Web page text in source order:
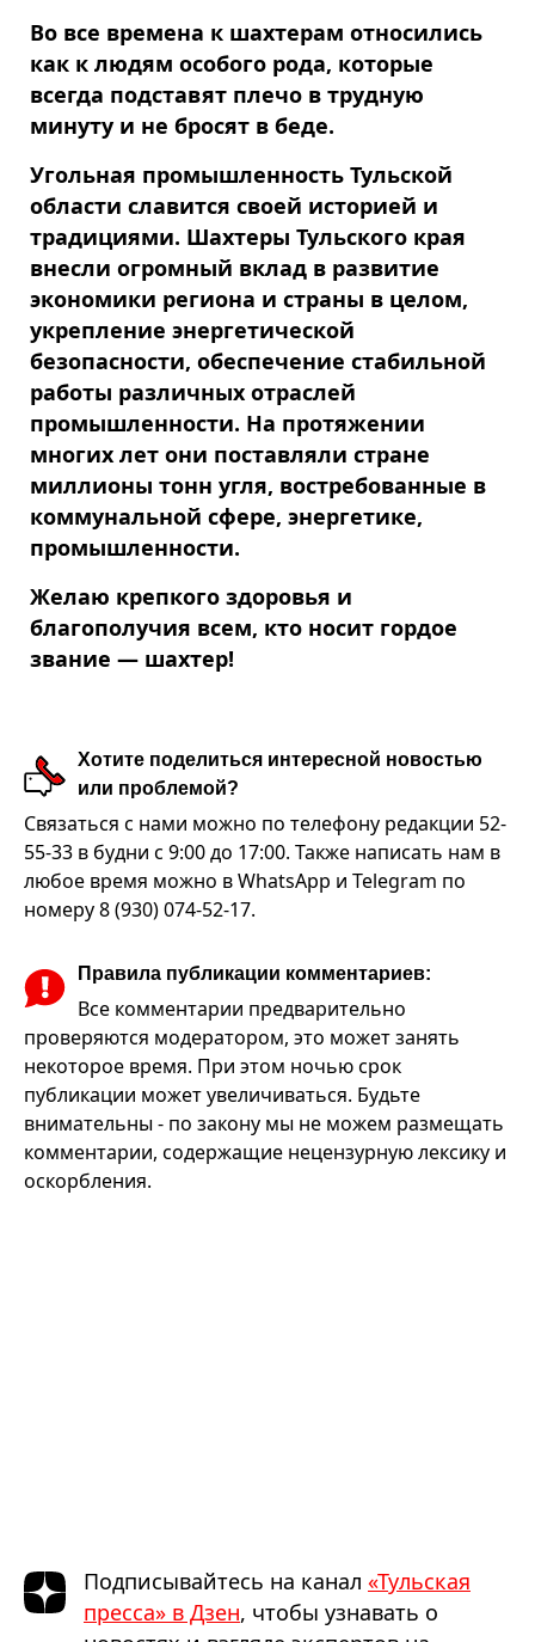
Во все времена к шахтерам относились
как к людям особого рода, которые
всегда подставят плечо в трудную
минуту и не бросят в беде.
Угольная промышленность Тульской
области славится своей историей и
традициями. Шахтеры Тульского края
внесли огромный вклад в развитие
экономики региона и страны в целом,
укрепление энергетической
безопасности, обеспечение стабильной
работы различных отраслей
промышленности. На протяжении
многих лет они поставляли стране
миллионы тонн угля, востребованные в
коммунальной сфере, энергетике,
промышленности.
Желаю крепкого здоровья и
благополучия всем, кто носит гордое
звание — шахтер!
Хотите поделиться интересной новостью
или проблемой?
Связаться с нами можно по телефону редакции 52-
55-33 в будни с 9:00 до 17:00. Также написать нам в
любое время можно в WhatsApp и Telegram по
номеру 8 (930) 074-52-17.
Правила публикации комментариев:
Все комментарии предварительно
проверяются модератором, это может занять
некоторое время. При этом ночью срок
публикации может увеличиваться. Будьте
внимательны - по закону мы не можем размещать
комментарии, содержащие нецензурную лексику и
оскорбления.
Подписывайтесь на канал «Тульская
пресса» в Дзен, чтобы узнавать о